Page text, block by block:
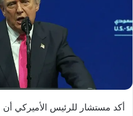
أكد مستشار للرئيس